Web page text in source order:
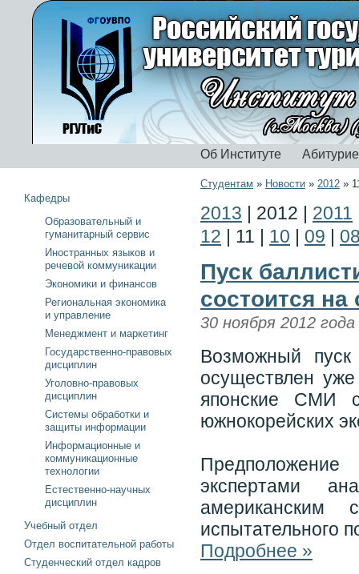
Об Институте
Студентам » Новости » 2012 »
2013 | 2012 | 2011
12 | 11 | 10 | 09 |
Пуск
состоится
30 ноября 2012 года
Возможный
осуществлен
японские СМИ
южнокорейских
экспертами
американским
испытательного
Подробнее »
Кафедры
Образовательный и
гуманитарный сервис
Иностранных языков и
речевой коммуникации
Экономики и финансов
Региональная экономика
и управление
Менеджмент и маркетинг
Государственно-правовых
дисциплин
Уголовно-правовых
дисциплин
Системы обработки и
защиты информации
Информационные и
коммуникационные
технологии
Естественно-научных
дисциплин
Учебный отдел
Отдел воспитательной работы
Студенческий отдел кадров